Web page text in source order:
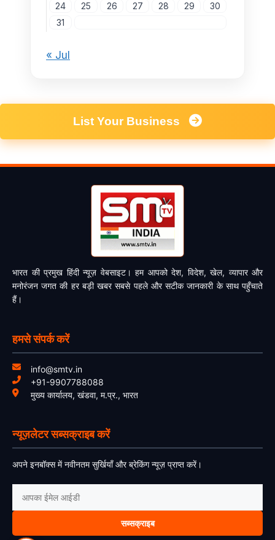
24
25 26 27 28 29
30
31
« Jul
List Your Business
भारत की प्रमुख हिंदी न्यूज़ वेबसाइट। हम आपको देश, विदेश, खेल, व्यापार और
मनोरंजन जगत की हर बड़ी खबर सबसे पहले और सटीक जानकारी के साथ पहुँचाते
हैं।
हमसे संपर्क करें
info@smtv.in
+91-9907788088
मुख्य कार्यालय, खंडवा, म.प्र., भारत
न्यूज़लेटर सब्सक्राइब करें
अपने इनबॉक्स में नवीनतम सुर्खियाँ और ब्रेकिंग न्यूज़ प्राप्त करें।
सब्सक्राइब